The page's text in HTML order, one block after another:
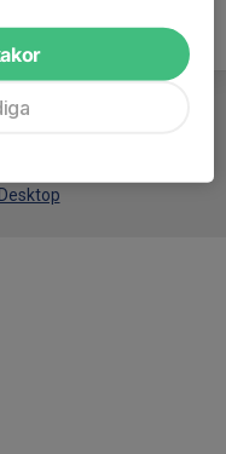
Desktop